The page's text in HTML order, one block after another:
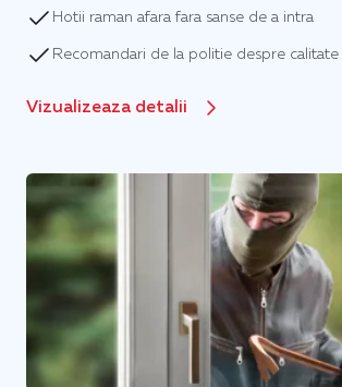
Hotii raman afara fara sanse de a intra
Recomandari de la politie despre calitate
Vizualizeaza detalii